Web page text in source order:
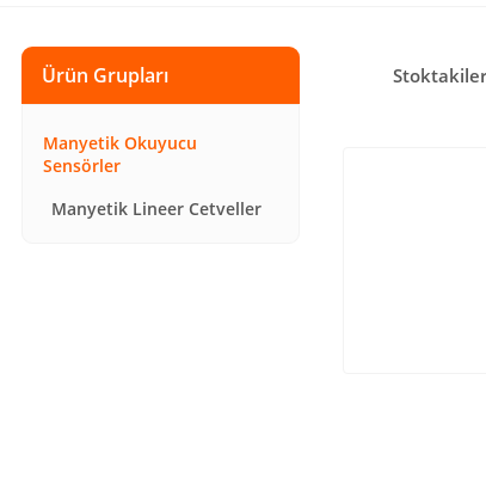
Ürün Grupları
Manyetik Okuyucu
Sensörler
Manyetik Lineer Cetveller
Stoktakiler